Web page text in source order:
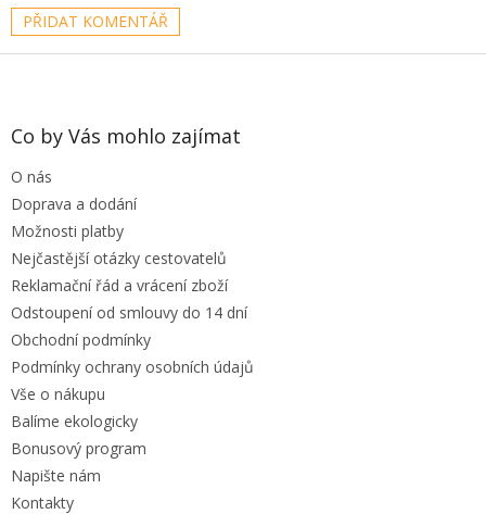
PŘIDAT KOMENTÁŘ
Z
Co by Vás mohlo zajímat
O nás
Doprava a dodání
Možnosti platby
Nejčastější otázky cestovatelů
Reklamační řád a vrácení zboží
Odstoupení od smlouvy do 14 dní
Obchodní podmínky
Podmínky ochrany osobních údajů
Vše o nákupu
Balíme ekologicky
Bonusový program
Napište nám
Kontakty